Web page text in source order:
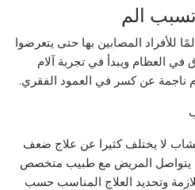
الم
للأفراد المصابين بها حتى يتعرضوا
العظام ويبدأ في تجربة آلام
ناجمة عن كسر في العمود الفقري.
لا يختلف كثيرا عن علاج ضعف
يتواصل المريض مع طبيب متخصص
وتحديد العلاج المناسب حسب